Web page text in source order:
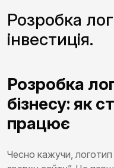
Розробка
інвестиція.
Розробка
бізнесу: як
працює
Чесно кажучи,